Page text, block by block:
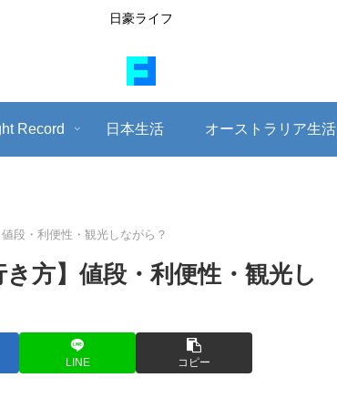
日豪ライフ
Record 日本生活 オーストラリア生活
段・利便性・観光しながら？
方】値段・利便性・観光し
LINE コピー